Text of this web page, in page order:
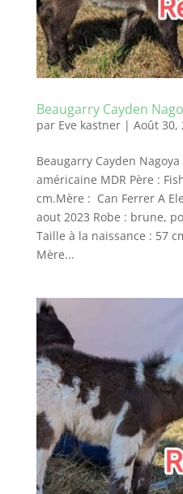
Beaugarry Cayden
par Eve kastner| Août 30,
Beaugarry Cayden
américaine MDR Père :
cm.Mère : Can Ferrer A
aout 2023 Robe : brune,
Taille à la naissance : 57
Mère...